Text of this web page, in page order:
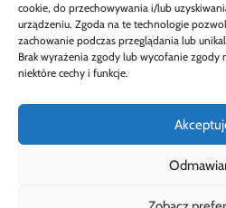
cookie, do przechowywania i/lub
urządzeniu. Zgoda na te technologie
zachowanie podczas przeglądania lub
Brak wyrażenia zgody lub wycofanie zgody
niektóre cechy i funkcje.
Rodzaje
Słownik Pojęć